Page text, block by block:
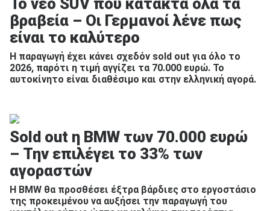
βρες το!
ΑΝΑΖΗΤΗΣΗ
βραβεία – Οι Γερμανοί λένε πως
είναι το καλύτερο
Η παραγωγή έχει κάνει σχεδόν sold out για όλο το
2026, παρότι η τιμή αγγίζει τα 70.000 ευρώ. Το
αυτοκίνητο είναι διαθέσιμο και στην ελληνική αγορά.
Sold out η BMW των 70.000 ευρώ
– Την επιλέγει το 33% των
αγοραστών
Η BMW θα προσθέσει έξτρα βάρδιες στο εργοστάσιο
της προκειμένου να αυξήσει την παραγωγή του